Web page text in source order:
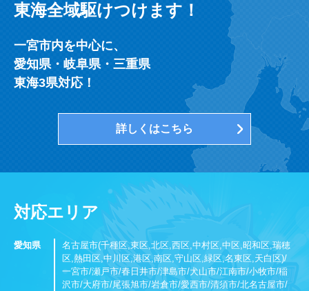
東海全域駆けつけます！
一宮市内を中心に、
愛知県・岐阜県・三重県
東海3県対応！
詳しくはこちら
対応エリア
愛知県
名古屋市(千種区,東区,北区,西区,中村区,中区,昭和区,瑞穂
区,熱田区,中川区,港区,南区,守山区,緑区,名東区,天白区)/
​​​​​​​一宮市/瀬戸市/春日井市/津島市/犬山市/江南市/小牧市/稲
沢市/大府市/尾張旭市/岩倉市/愛西市/清須市/北名古屋市/